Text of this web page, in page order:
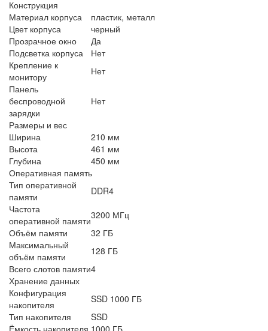
Конструкция
Материал корпуса
пластик, металл
Цвет корпуса
черный
Прозрачное окно
Да
Подсветка корпуса
Нет
Крепление к
монитору
Нет
Панель
беспроводной
зарядки
Нет
Размеры и вес
Ширина
210 мм
Высота
461 мм
Глубина
450 мм
Оперативная память
Тип оперативной
памяти
DDR4
Частота
оперативной памяти3200 МГц
Объём памяти
32 ГБ
Максимальный
объём памяти
128 ГБ
Всего слотов памяти4
Хранение данных
Конфигурация
накопителя
SSD 1000 ГБ
Тип накопителя
SSD
Ёмкость накопителя 1000 ГБ